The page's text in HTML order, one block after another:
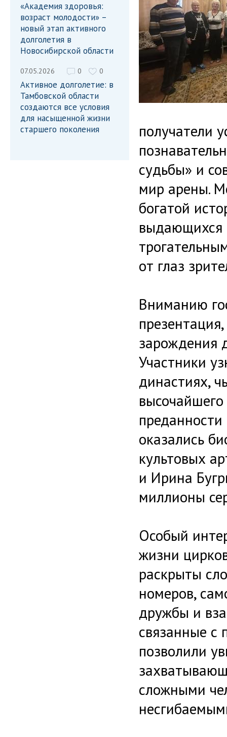
«Академия здоровья:
возраст молодости» –
новый этап активного
долголетия в
Новосибирской области
07.05.2026 0 0
Активное долголетие: в
Тамбовской области
создаются все условия
для насыщенной жизни
старшего поколения
получатели
судьбы» и
мир арены.
богатой
выдающихся
от глаз
Вниманию
зарождения
Участники
династиях,
оказались
культовых
и Ирина
миллионы
Особый
жизни
раскрыты
номеров,
дружбы и
связанные с
позволили
сложными